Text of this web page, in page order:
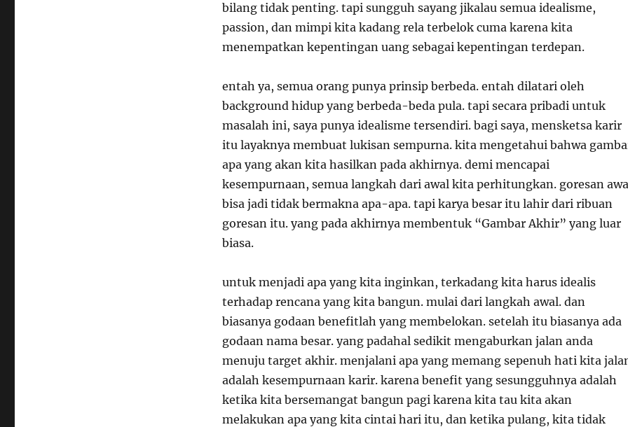
bilang tidak penting. tapi sungguh sayang jikalau semua idealisme,
passion, dan mimpi kita kadang rela terbelok cuma karena kita
menempatkan kepentingan uang sebagai kepentingan terdepan.
entah ya, semua orang punya prinsip berbeda. entah dilatari oleh
background hidup yang berbeda-beda pula. tapi secara pribadi untuk
masalah ini, saya punya idealisme tersendiri. bagi saya, mensketsa karir
itu layaknya membuat lukisan sempurna. kita mengetahui bahwa
apa yang akan kita hasilkan pada akhirnya. demi mencapai
kesempurnaan, semua langkah dari awal kita perhitungkan. goresan
bisa jadi tidak bermakna apa-apa. tapi karya besar itu lahir dari ribuan
goresan itu. yang pada akhirnya membentuk “Gambar Akhir” yang luar
biasa.
untuk menjadi apa yang kita inginkan, terkadang kita harus idealis
terhadap rencana yang kita bangun. mulai dari langkah awal. dan
biasanya godaan benefitlah yang membelokan. setelah itu biasanya ada
godaan nama besar. yang padahal sedikit mengaburkan jalan anda
menuju target akhir. menjalani apa yang memang sepenuh hati kita
adalah kesempurnaan karir. karena benefit yang sesungguhnya adalah
ketika kita bersemangat bangun pagi karena kita tau kita akan
melakukan apa yang kita cintai hari itu, dan ketika pulang, kita tidak